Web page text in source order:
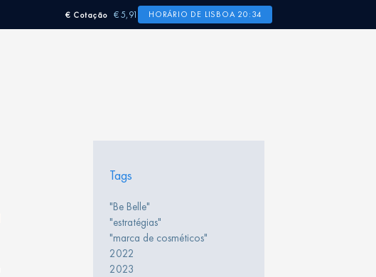
€ Cotação € 5,91 HORÁRIO DE LISBOA 20:34
Tags
"Be Belle"
"estratégias"
"marca de cosméticos"
2022
2023